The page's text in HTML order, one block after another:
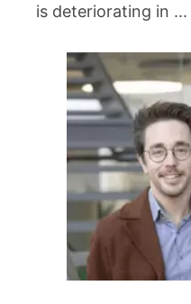
is deteriorating in ...